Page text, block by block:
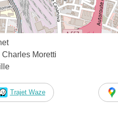
Moretti
Trajet Waze